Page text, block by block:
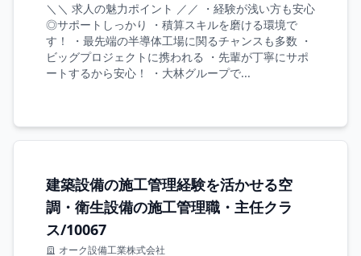
＼＼ 求人の魅力ポイント ／／ ・経験が浅い方も安心
◎サポートしっかり ・積算スキルを磨ける環境で
す！ ・最先端の半導体工場に関るチャンスも多数 ・
ビッグプロジェクトに携われる ・先輩が丁寧にサポ
ートするから安心！ ・大林グループで...
建築設備の施工管理経験を活かせる空
調・衛生設備の施工管理職・主任クラ
ス/10067
オーク設備工業株式会社